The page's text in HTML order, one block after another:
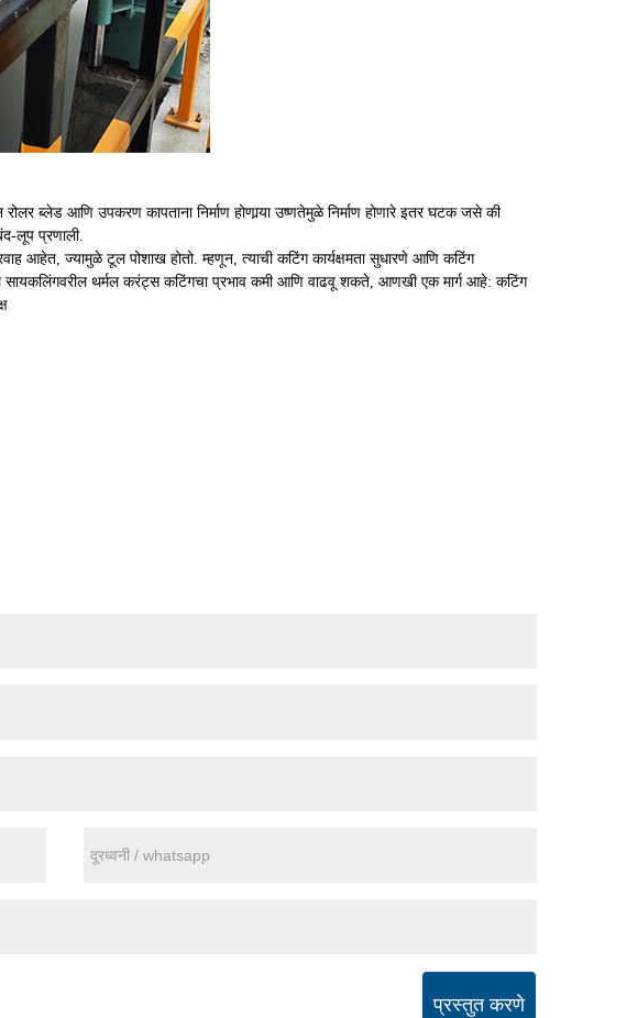
ब्लेड आणि उपकरण कापताना निर्माण होणार्‍या उष्णतेमुळे निर्माण होणारे इतर घटक जसे की
लूप प्रणाली.
आहेत, ज्यामुळे टूल पोशाख होतो. म्हणून, त्याची कटिंग कार्यक्षमता सुधारणे आणि कटिंग
सायकलिंगवरील थर्मल करंट्स कटिंगचा प्रभाव कमी आणि वाढवू शकते, आणखी एक मार्ग आहे: कटिंग
प्रस्तुत करणे